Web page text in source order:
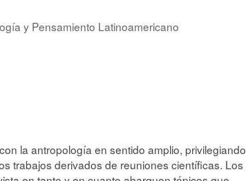
y Pensamiento Latinoamericano
la antropología en sentido amplio, privilegiando
trabajos derivados de reuniones científicas. Los